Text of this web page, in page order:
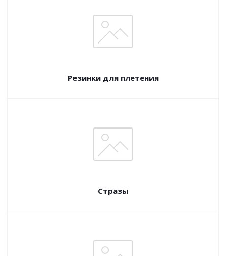
Резинки для плетения
Стразы